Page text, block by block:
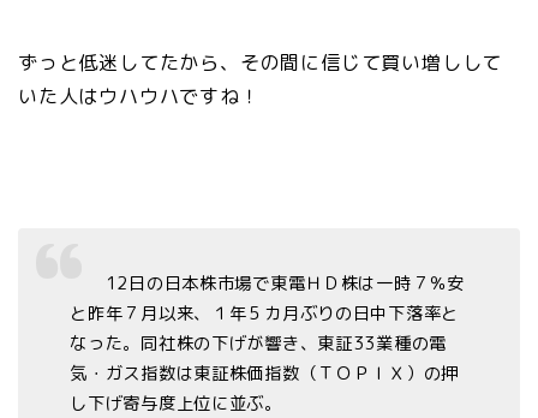
ずっと低迷してたから、その間に信じて買い増しして
いた人はウハウハですね！
12日の日本株市場で東電ＨＤ株は一時７％安
と昨年７月以来、１年５カ月ぶりの日中下落率と
なった。同社株の下げが響き、東証33業種の電
気・ガス指数は東証株価指数（ＴＯＰＩＸ）の押
し下げ寄与度上位に並ぶ。